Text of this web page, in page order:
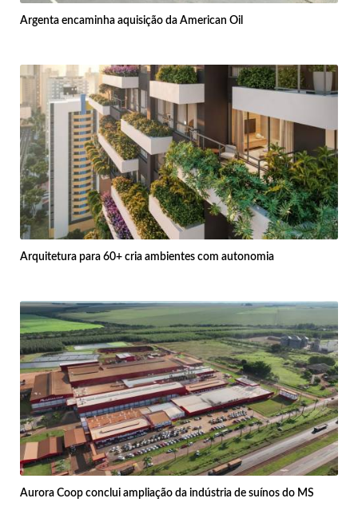
Argenta encaminha aquisição da American Oil
Arquitetura para 60+ cria ambientes com autonomia
Aurora Coop conclui ampliação da indústria de suínos do MS